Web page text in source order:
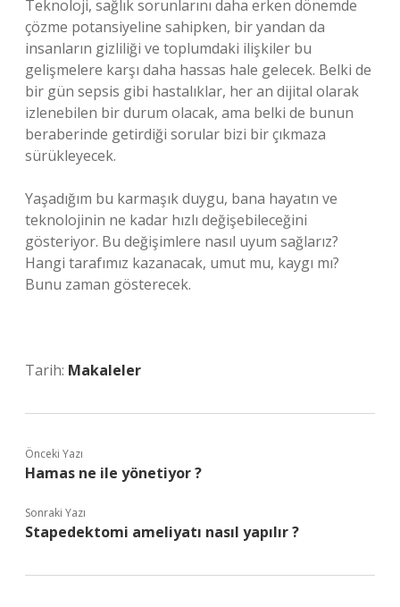
Teknoloji, sağlık sorunlarını daha erken dönemde
çözme potansiyeline sahipken, bir yandan da
insanların gizliliği ve toplumdaki ilişkiler bu
gelişmelere karşı daha hassas hale gelecek. Belki de
bir gün sepsis gibi hastalıklar, her an dijital olarak
izlenebilen bir durum olacak, ama belki de bunun
beraberinde getirdiği sorular bizi bir çıkmaza
sürükleyecek.
Yaşadığım bu karmaşık duygu, bana hayatın ve
teknolojinin ne kadar hızlı değişebileceğini
gösteriyor. Bu değişimlere nasıl uyum sağlarız?
Hangi tarafımız kazanacak, umut mu, kaygı mı?
Bunu zaman gösterecek.
Tarih: Makaleler
Önceki Yazı
Hamas ne ile yönetiyor ?
Sonraki Yazı
Stapedektomi ameliyatı nasıl yapılır ?